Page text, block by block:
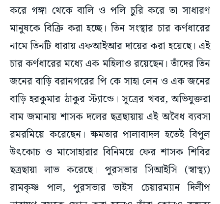
করে গঙ্গা থেকে বালি ও পলি চুরি করে তা সাধারণ
মানুষকে বিক্রি করা হচ্ছে। তিন সংস্থার চার কর্ণধারের
নামে তিনটি ধারায় এফআইআর দায়ের করা হয়েছে। এই
চার কর্ণধারের মধ্যে এক মহিলাও রয়েছেন। তাঁদের তিন
জনের বাড়ি বরানগরের পি কে সাহা লেন ও এক জনের
বাড়ি হরকুমার ঠাকুর স্ট্যান্ডে। সূত্রের খবর, অভিযুক্তরা
বাম জমানায় শাসক দলের ছত্রছায়ায় এই অবৈধ ব্যবসা
রমরমিয়ে করেছেন। ক্ষমতার পালাবাদল হতেই বিপুল
উৎকোচ ও মাসোহারার বিনিময়ে ফের শাসক শিবির
ছত্রছায়া লাভ করেছে। পুরসভার সিআইসি (স্বাস্থ্য)
রামকৃষ্ণ পাল, পুরসভার ভাইস চেয়ারম্যান দিলীপ